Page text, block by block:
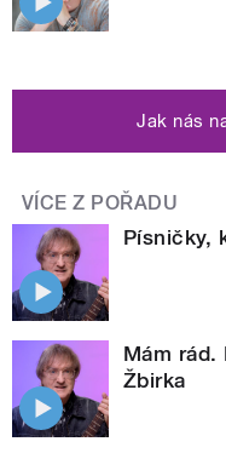
Jak nás
VÍCE Z POŘADU
Písničky,
Mám rád.
Žbirka